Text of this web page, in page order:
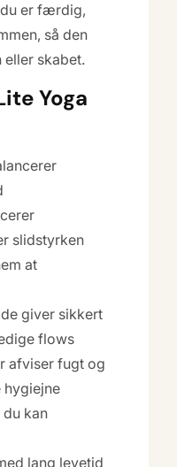
du er færdig,
så den
eller skabet.
Yoga
slidstyrken
at
giver sikkert
flows
afviser fugt og
hygiejne
du kan
lang levetid